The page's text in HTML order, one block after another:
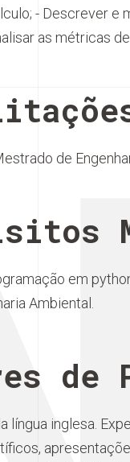
- Descrever e
as métricas
de
em
Ambiental.
de
língua inglesa.